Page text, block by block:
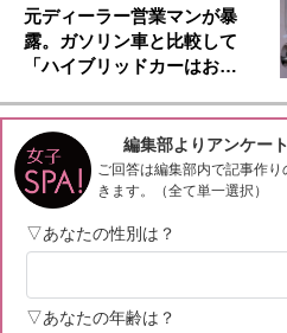
元ディーラー営業マンが暴
露。ガソリン車と比較して
「ハイブリッドカーはお…